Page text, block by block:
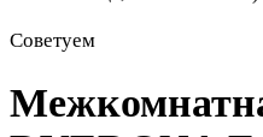
Советуем